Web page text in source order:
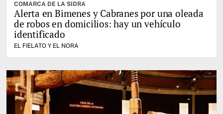
COMARCA DE LA SIDRA
Alerta en Bimenes y Cabranes por una oleada
de robos en domicilios: hay un vehículo
identificado
EL FIELATO Y EL NORA